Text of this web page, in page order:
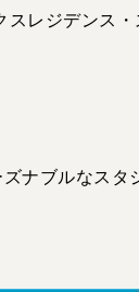
レジデンス・
ナブルなス